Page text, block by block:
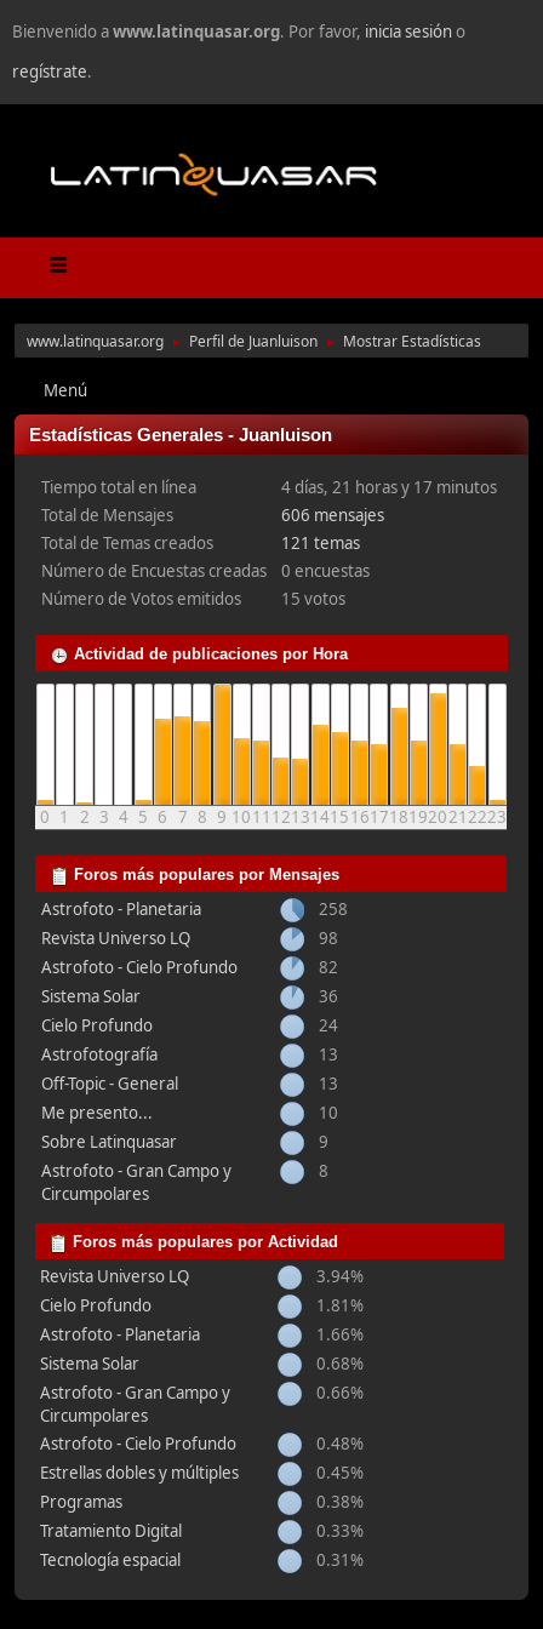
Bienvenido awww.latinquasar.org. Por favor, inicia sesióno
regístrate.
www.latinquasar.org ► Perfil de Juanluison ► Mostrar Estadísticas
Menú
Estadísticas Generales - Juanluison
Tiempo total en línea
4 días, 21 horas y 17 minutos
Total de Mensajes
606 mensajes
Total de Temas creados
121 temas
Número de Encuestas creadas
0 encuestas
Número de Votos emitidos
15 votos
Actividad de publicaciones por Hora
0 1 2 3 4 5 6 7 8 9 1011 121314151617181920212223
Foros más populares por Mensajes
Astrofoto - Planetaria
258
Revista Universo LQ
98
Astrofoto - Cielo Profundo
82
Sistema Solar
36
Cielo Profundo
24
Astrofotografía
13
Off-Topic - General
13
Me presento...
10
Sobre Latinquasar
9
Astrofoto - Gran Campo y
Circumpolares
8
Foros más populares por Actividad
Revista Universo LQ
3.94%
Cielo Profundo
1.81%
Astrofoto - Planetaria
1.66%
Sistema Solar
0.68%
Astrofoto - Gran Campo y
Circumpolares
0.66%
Astrofoto - Cielo Profundo
0.48%
Estrellas dobles y múltiples
0.45%
Programas
0.38%
Tratamiento Digital
0.33%
Tecnología espacial
0.31%